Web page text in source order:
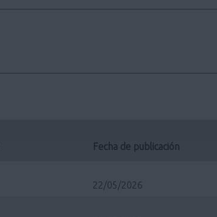
Fecha de publicación
22/05/2026